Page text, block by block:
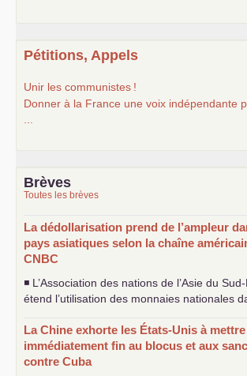
Pétitions, Appels
Unir les communistes !
Donner à la France une voix indépendante
...
Brèves
Toutes les brèves
La dédollarisation prend de l’ampleur
pays asiatiques selon la chaîne
CNBC
◾ L’Association des nations de l’Asie du
étend l’utilisation des monnaies nationales
La Chine exhorte les États-Unis à mettre
immédiatement fin au blocus et aux
contre Cuba